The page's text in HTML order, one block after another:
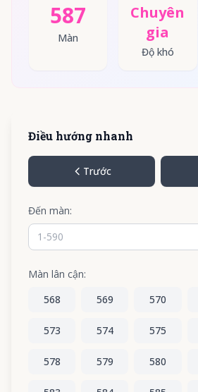
587
Màn
Chuyên
gia
Độ khó
Điều hướng nhanh
Trước
Đến màn:
Màn lân cận:
568
569 570
573 574 575
578 579 580